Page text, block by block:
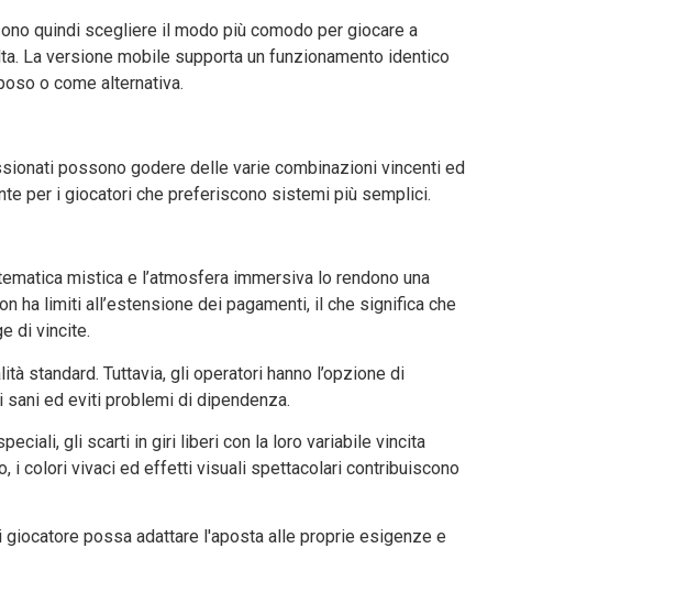
quindi scegliere il modo più comodo per giocare a
La versione mobile supporta un funzionamento identico
o come alternativa.
possono godere delle varie combinazioni vincenti ed
per i giocatori che preferiscono sistemi più semplici.
mistica e l’atmosfera immersiva lo rendono una
ha limiti all’estensione dei pagamenti, il che significa che
di vincite.
standard. Tuttavia, gli operatori hanno l’opzione di
ed eviti problemi di dipendenza.
gli scarti in giri liberi con la loro variabile vincita
i colori vivaci ed effetti visuali spettacolari contribuiscono
possa adattare l'aposta alle proprie esigenze e